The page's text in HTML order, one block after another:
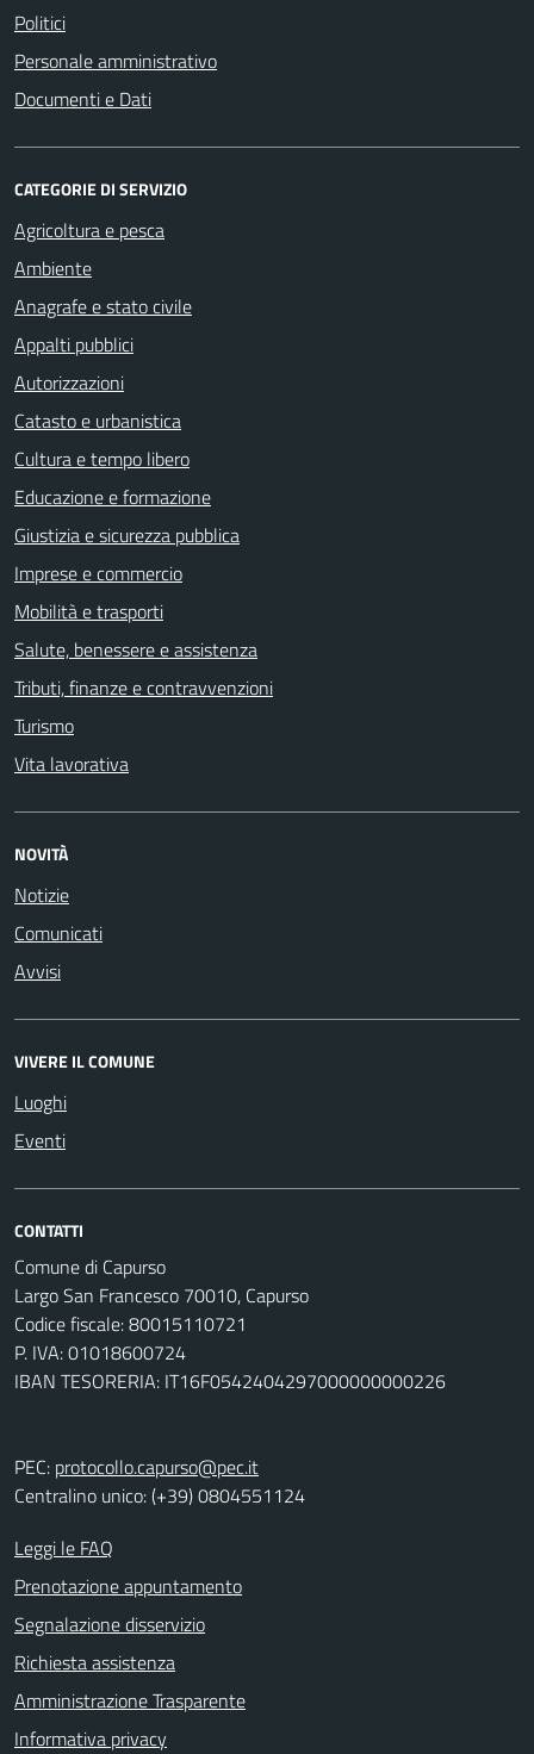
Politici
Personale amministrativo
Documenti e Dati
CATEGORIE DI SERVIZIO
Agricoltura e pesca
Ambiente
Anagrafe e stato civile
Appalti pubblici
Autorizzazioni
Catasto e urbanistica
Cultura e tempo libero
Educazione e formazione
Giustizia e sicurezza pubblica
Imprese e commercio
Mobilità e trasporti
Salute, benessere e assistenza
Tributi, finanze e contravvenzioni
Turismo
Vita lavorativa
NOVITÀ
Notizie
Comunicati
Avvisi
VIVERE IL COMUNE
Luoghi
Eventi
CONTATTI
Comune di Capurso
Largo San Francesco 70010, Capurso
Codice fiscale: 80015110721
P. IVA: 01018600724
IBAN TESORERIA: IT16F0542404297000000000226
PEC: protocollo.capurso@pec.it
Centralino unico: (+39) 0804551124
Leggi le FAQ
Prenotazione appuntamento
Segnalazione disservizio
Richiesta assistenza
Amministrazione Trasparente
Informativa privacy